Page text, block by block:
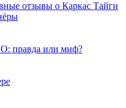
отзывы о Каркас Тайги
правда или миф?